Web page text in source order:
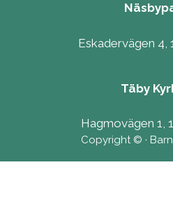
Eskadervägen 4,
Täby
Hagmovägen 1,
Copyright © ·